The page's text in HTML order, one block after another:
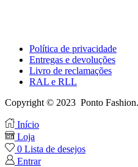
Política de privacidade
Entregas e devoluções
Livro de reclamações
RAL e RLL
Copyright © 2023 Ponto
Início
Loja
0 Lista de desejos
Entrar